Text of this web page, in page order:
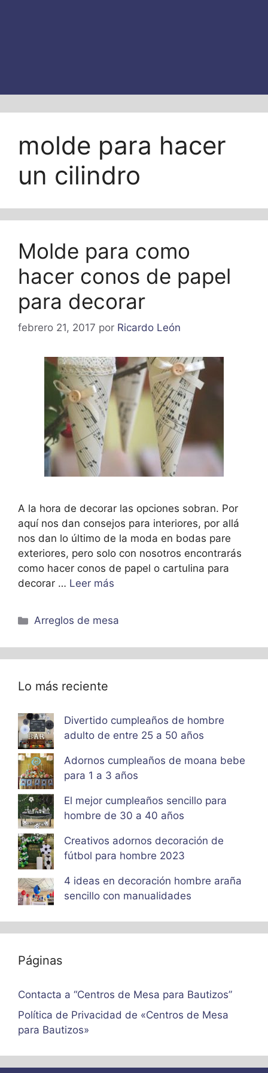
molde para hacer
un cilindro
Molde para como
hacer conos de papel
para decorar
febrero 21, 2017 por Ricardo León
A la hora de decorar las opciones sobran. Por
aquí nos dan consejos para interiores, por allá
nos dan lo último de la moda en bodas pare
exteriores, pero solo con nosotros encontrarás
como hacer conos de papel o cartulina para
decorar … Leer más
Categorías
Arreglos de mesa
Lo más reciente
Divertido cumpleaños de hombre
adulto de entre 25 a 50 años
Adornos cumpleaños de moana bebe
para 1 a 3 años
El mejor cumpleaños sencillo para
hombre de 30 a 40 años
Creativos adornos decoración de
fútbol para hombre 2023
4 ideas en decoración hombre araña
sencillo con manualidades
Páginas
Contacta a “Centros de Mesa para Bautizos”
Política de Privacidad de «Centros de Mesa
para Bautizos»